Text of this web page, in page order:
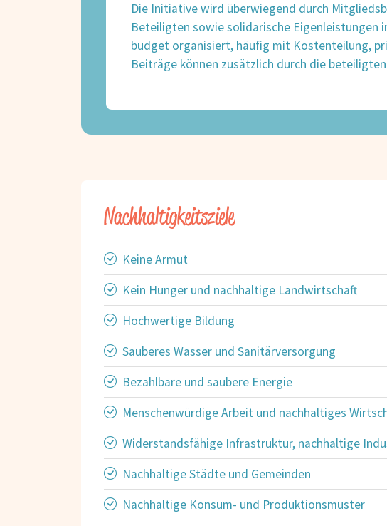
Die Initiative wird überwiegend durch
Beteiligten sowie solidarische Eigenleistungen
budget organisiert, häufig mit Kostenteilung,
Beiträge können zusätzlich durch die
Nachhaltigkeitsziele
Keine Armut
Kein Hunger und nachhaltige Landwirtschaft
Hochwertige Bildung
Sauberes Wasser und Sanitärversorgung
Bezahlbare und saubere Energie
Menschenwürdige Arbeit und nachhaltiges
Widerstandsfähige Infrastruktur, nachhaltige
Nachhaltige Städte und Gemeinden
Nachhaltige Konsum- und Produktionsmuster